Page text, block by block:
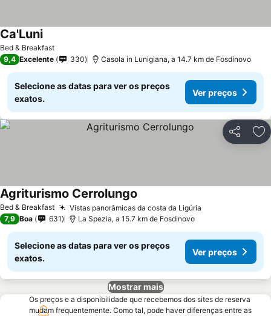
Bed & Breakfast
Ca'Luni
9,4 Excelente 330 Casola in Lunigiana, a 14.7 km de Fosdinovo
Selecione as datas para ver os preços
exatos.
Ver preços
Partilhar
Bed & Breakfast Vistas panorâmicas da costa da Ligúria
Agriturismo Cerrolungo
7,9 Boa 631 La Spezia, a 15.7 km de Fosdinovo
Selecione as datas para ver os preços
exatos.
Ver preços
Mostrar mais
Os preços e a disponibilidade que recebemos dos sites de reserva
mudam frequentemente. Como tal, pode haver diferenças entre as